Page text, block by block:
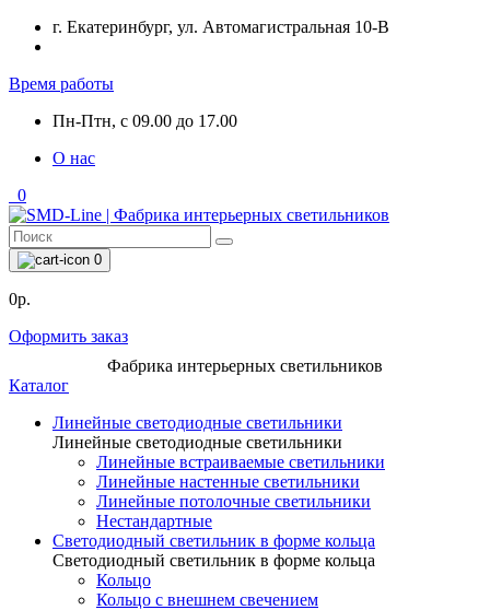
г. Екатеринбург, ул. Автомагистральная 10-В
Время работы
Пн-Птн, с 09.00 до 17.00
О нас
0
0
0р.
Оформить заказ
Фабрика интерьерных светильников
Каталог
Линейные светодиодные светильники
Линейные светодиодные светильники
Линейные встраиваемые светильники
Линейные настенные светильники
Линейные потолочные светильники
Нестандартные
Светодиодный светильник в форме кольца
Светодиодный светильник в форме кольца
Кольцо
Кольцо с внешнем свечением